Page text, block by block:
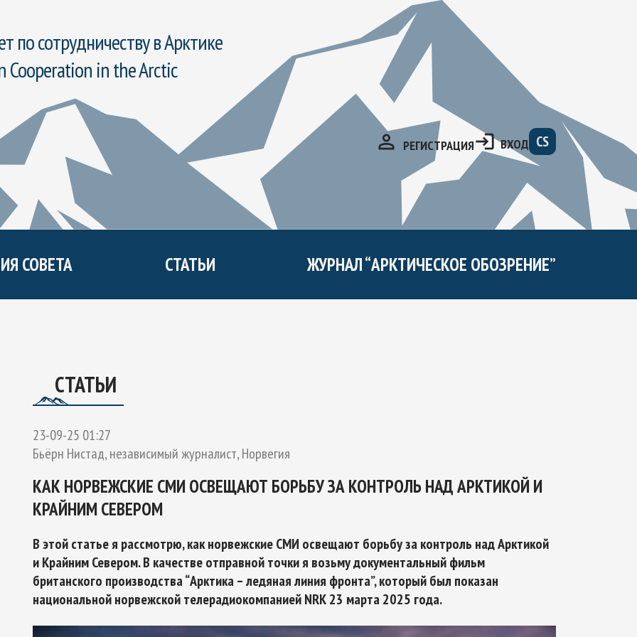
сотрудничеству в Арктике
in the Arctic
РЕГИСТРАЦИЯ ВХОД CS
РОССИЙСКОЙ ФЕДЕРАЦИИ И ОБЕСПЕЧЕНИЯ НАЦИОНАЛЬНОЙ БЕЗОПАСНОСТИ НА ПЕРИОД ДО 2035
СОВЕТА СТАТЬИ ЖУРНАЛ “АРКТИЧЕСКОЕ ОБОЗРЕНИЕ”
СТАТЬИ
23-09-25 01:27
Бьёрн Нистад, независимый журналист, Норвегия
КАК НОРВЕЖСКИЕ СМИ ОСВЕЩАЮТ БОРЬБУ ЗА КОНТРОЛЬ НАД АРКТИКОЙ И
КРАЙНИМ СЕВЕРОМ
В этой статье я рассмотрю, как норвежские СМИ освещают борьбу за контроль над Арктикой
и Крайним Севером. В качестве отправной точки я возьму документальный фильм
британского производства “Арктика – ледяная линия фронта”, который был показан
национальной норвежской телерадиокомпанией NRK 23 марта 2025 года.